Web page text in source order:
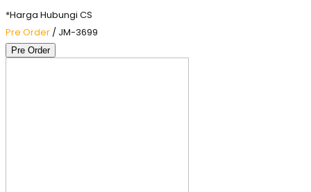
*Harga Hubungi CS
Pre Order / JM-3699
Pre Order